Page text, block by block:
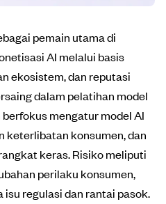
pemain utama di
AI melalui basis
ekosistem, dan reputasi
dalam pelatihan model
mengatur model AI
keterlibatan konsumen, dan
keras. Risiko meliputi
perilaku konsumen,
regulasi dan rantai pasok.